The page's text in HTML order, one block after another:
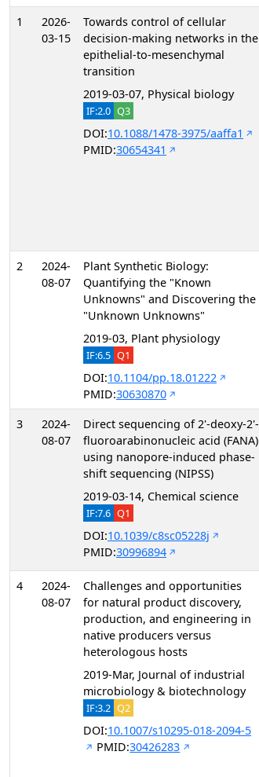
1
2026-
03-15
Towards control of cellular
decision-making networks in the
epithelial-to-mesenchymal
transition
2019-03-07, Physical biology
IF:2.0 Q3
DOI:10.1088/1478-3975/aaffa1
PMID:30654341
2
2024-
08-07
Plant Synthetic Biology:
Quantifying the "Known
Unknowns" and Discovering the
"Unknown Unknowns"
2019-03, Plant physiology
IF:6.5 Q1
DOI:10.1104/pp.18.01222
PMID:30630870
3
2024-
08-07
Direct sequencing of 2'-deoxy-2'-
fluoroarabinonucleic acid (FANA)
using nanopore-induced phase-
shift sequencing (NIPSS)
2019-03-14, Chemical science
IF:7.6 Q1
DOI:10.1039/c8sc05228j
PMID:30996894
4
2024-
08-07
Challenges and opportunities
for natural product discovery,
production, and engineering in
native producers versus
heterologous hosts
2019-Mar, Journal of industrial
microbiology & biotechnology
IF:3.2 Q2
DOI:10.1007/s10295-018-2094-5
PMID:30426283